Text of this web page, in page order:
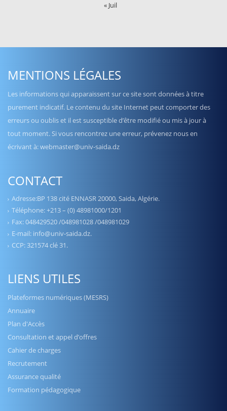
« Juil
MENTIONS LÉGALES
Les informations qui apparaissent sur ce site sont données à titre
purement indicatif. Le contenu du site Internet peut comporter des
erreurs ou oublis et il est susceptible d’être modifié ou mis à jour à
tout moment. Si vous rencontrez une erreur, prévenez nous en
écrivant à: webmaster@univ-saida.dz
CONTACT
Adresse:BP 138 cité ENNASR 20000, Saida, Algérie.
Téléphone: +213 – (0) 48981000/1201
Fax: 048429520 /048981028 /048981029
E-mail: info@univ-saida.dz.
CCP: 321574 clé 31.
LIENS UTILES
Plateformes numériques (MESRS)
Annuaire
Plan d'Accès
Consultation et appel d’offres
Cahier de charges
Recrutement
Assurance qualité
Formation pédagogique